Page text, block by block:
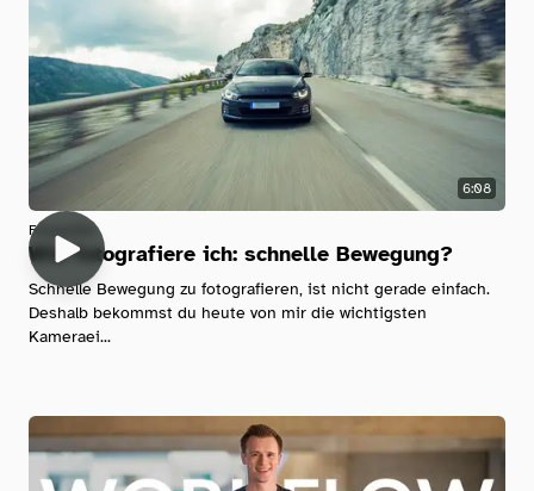
6:08
Fotografie
Wie fotografiere ich: schnelle Bewegung?
Schnelle Bewegung zu fotografieren, ist nicht gerade einfach.
Deshalb bekommst du heute von mir die wichtigsten
Kameraei...